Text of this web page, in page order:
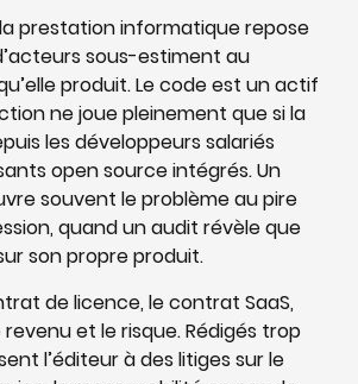
prestation informatique repose
sous-estiment au
produit. Le code est un actif
ne joue pleinement que si la
les développeurs salariés
open source intégrés. Un
souvent le problème au pire
quand un audit révèle que
son propre produit.
de licence, le contrat SaaS,
et le risque. Rédigés trop
l’éditeur à des litiges sur le